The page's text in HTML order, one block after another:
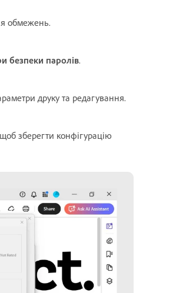
обмежень.
безпеки паролів.
друку та редагування.
зберегти конфігурацію